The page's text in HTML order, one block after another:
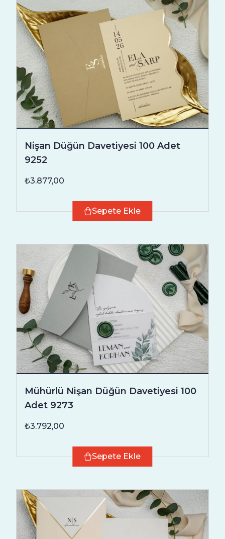
Nişan Düğün Davetiyesi 100 Adet
9252
₺3.877,00
Sepete Ekle
Mühürlü Nişan Düğün Davetiyesi 100
Adet 9273
₺3.792,00
Sepete Ekle